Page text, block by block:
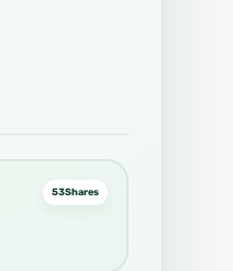
53Shares